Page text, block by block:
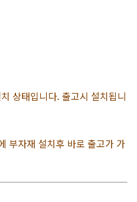
상태입니다. 출고시 설치됩니
부자재 설치후 바로 출고가 가